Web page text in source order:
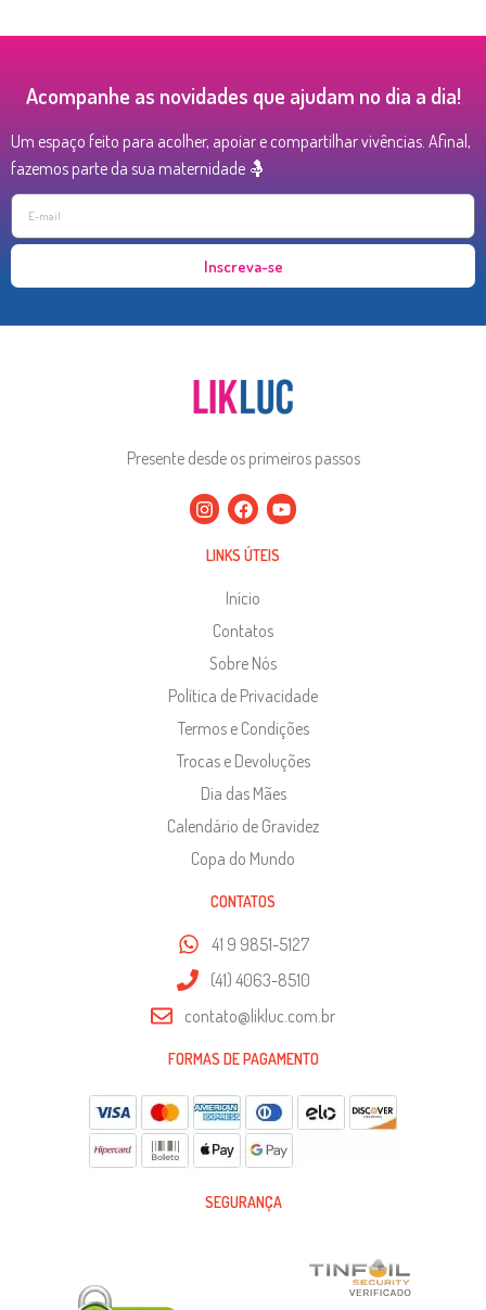
Acompanhe as novidades que ajudam no dia a dia!
Um espaço feito para acolher, apoiar e compartilhar vivências. Afinal,
fazemos parte da sua maternidade 🤱
Inscreva-se
Presente desde os primeiros passos
LINKS ÚTEIS
Início
Contatos
Sobre Nós
Política de Privacidade
Termos e Condições
Trocas e Devoluções
Dia das Mães
Calendário de Gravidez
Copa do Mundo
CONTATOS
41 9 9851-5127
(41) 4063-8510
contato@likluc.com.br
FORMAS DE PAGAMENTO
SEGURANÇA